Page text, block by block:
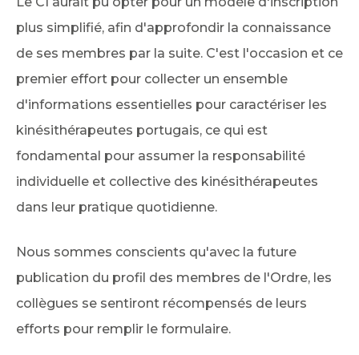
plus simplifié, afin d'approfondir la connaissance
de ses membres par la suite. C'est l'occasion et ce
premier effort pour collecter un ensemble
d'informations essentielles pour caractériser les
kinésithérapeutes portugais, ce qui est
fondamental pour assumer la responsabilité
individuelle et collective des kinésithérapeutes
dans leur pratique quotidienne.
Nous sommes conscients qu'avec la future
publication du profil des membres de l'Ordre, les
collègues se sentiront récompensés de leurs
efforts pour remplir le formulaire.